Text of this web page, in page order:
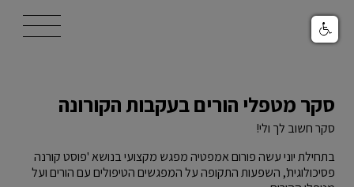
/templates/t4033/images/logo.svg
סקר מטפלי הורים בעקבות הקורונה
סקר חשוב לך ולי!
בתחילת יוני עשה פורום אמפטיה מפגש מקצועי בנושא 'פוסט קורנה
פסיכולוגית', השפעות התקופה על המפגשים הטיפולים עם הורים ועל